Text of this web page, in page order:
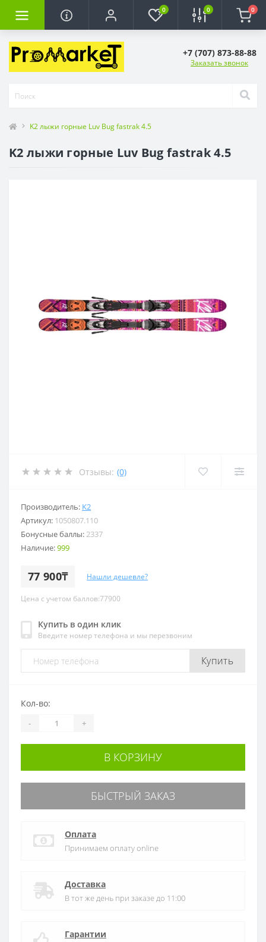
0 0 0
+7 (707) 873-88-88
Заказать звонок
K2 лыжи горные Luv Bug fastrak 4.5
K2 лыжи горные Luv Bug fastrak 4.5
Отзывы: (0)
Производитель: K2
Артикул: 1050807.110
Бонусные баллы:2337
Наличие:999
77 900₸ Нашли дешевле?
Цена с учетом баллов:77900
Купить в один клик
Введите номер телефона и мы перезвоним
Купить
Кол-во:
- +
В КОРЗИНУ
БЫСТРЫЙ ЗАКАЗ
Оплата
Принимаем оплату online
Доставка
В тот же день при заказе до 11:00
Гарантии